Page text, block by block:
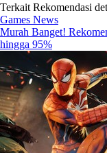
Terkait Rekomendasi
Games News
Murah Banget!
hingga 95%